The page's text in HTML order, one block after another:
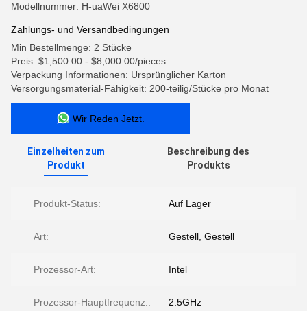
Modellnummer: H-uaWei X6800
Zahlungs- und Versandbedingungen
Min Bestellmenge: 2 Stücke
Preis: $1,500.00 - $8,000.00/pieces
Verpackung Informationen: Ursprünglicher Karton
Versorgungsmaterial-Fähigkeit: 200-teilig/Stücke pro Monat
Wir Reden Jetzt.
Einzelheiten zum
Produkt
Beschreibung des
Produkts
Produkt-Status: Auf Lager
Art: Gestell, Gestell
Prozessor-Art: Intel
Prozessor-Hauptfrequenz:: 2.5GHz